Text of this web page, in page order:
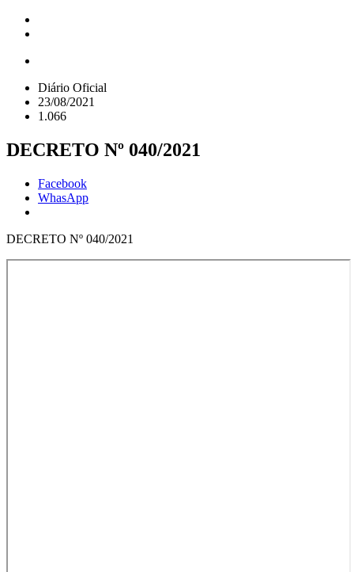
Diário Oficial
23/08/2021
1.066
DECRETO Nº 040/2021
Facebook
WhasApp
DECRETO Nº 040/2021